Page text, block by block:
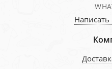
Написать